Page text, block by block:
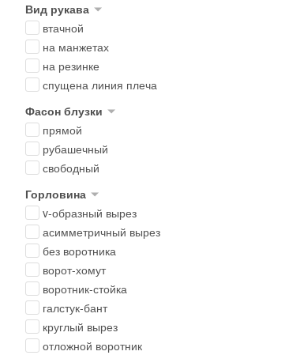
Вид рукава
втачной
на манжетах
на резинке
спущена линия плеча
Фасон блузки
прямой
рубашечный
свободный
Горловина
v-образный вырез
асимметричный вырез
без воротника
ворот-хомут
воротник-стойка
галстук-бант
круглый вырез
отложной воротник